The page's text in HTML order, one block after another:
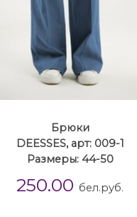
Брюки
DEESSES, арт: 009-1
Размеры: 44-50
250.00 бел.руб.